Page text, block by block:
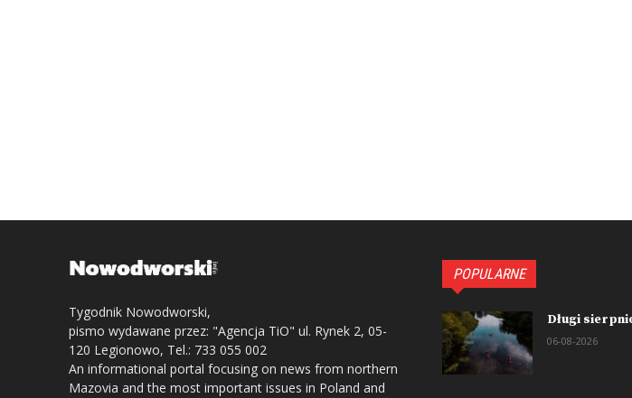
Tygodnik Nowodworski,
pismo wydawane przez: "Agencja TiO" ul. Rynek 2, 05-
120 Legionowo, Tel.: 733 055 002
An informational portal focusing on news from northern
Mazovia and the most important issues in Poland and
POPULARNE
Długi
06-08-2026